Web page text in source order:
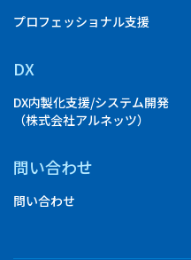
プロフェッショナル支援
DX
DX内製化支援/システム開発
（株式会社アルネッツ）
問い合わせ
問い合わせ